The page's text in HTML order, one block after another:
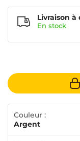
Livraison à
En stock
Couleur :
Argent